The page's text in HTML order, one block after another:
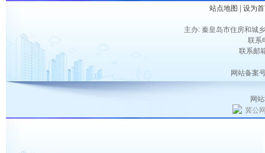
站点地图 | 设为
主办: 秦皇岛市住房和城
联系
联系邮
网站备案
网
冀公